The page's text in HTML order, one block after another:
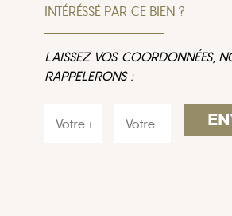
INTÉRÉSSÉ PAR CE BIEN ?
LAISSEZ VOS COORDONNÉES,
RAPPELERONS :